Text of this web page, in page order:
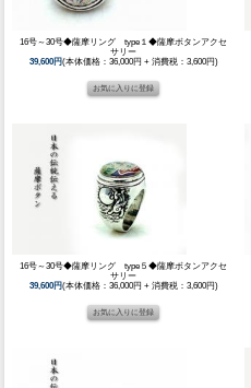
16号～30号◆薩摩リング type１◆薩摩ボタンアクセ
サリー
39,600円(本体価格：36,000円 + 消費税：3,600円)
16号～30号◆薩摩リング type５◆薩摩ボタンアクセ
サリー
39,600円(本体価格：36,000円 + 消費税：3,600円)